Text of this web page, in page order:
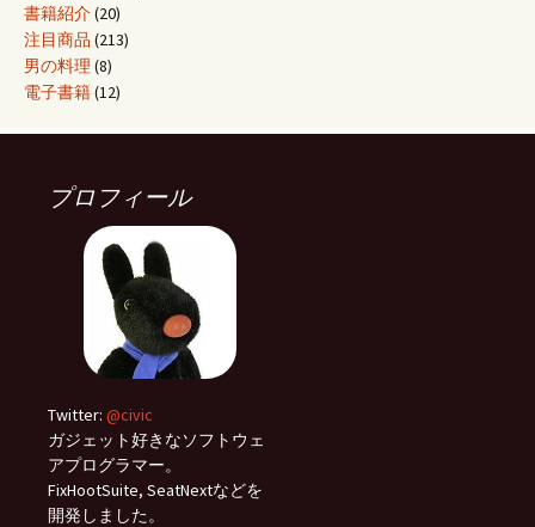
書籍紹介(20)
注目商品 (213)
男の料理 (8)
電子書籍(12)
プロフィール
Twitter: @civic
ガジェット好きなソフトウェ
アプログラマー。
FixHootSuite, SeatNextなどを
開発しました。